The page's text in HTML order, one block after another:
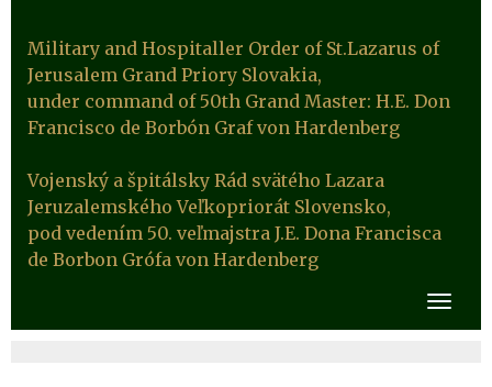
Military and Hospitaller Order of St.Lazarus of
Jerusalem Grand Priory Slovakia,
under command of 50th Grand Master: H.E. Don
Francisco de Borbón Graf von Hardenberg
Vojenský a špitálsky Rád svätého Lazara
Jeruzalemského Veľkopriorát Slovensko,
pod vedením 50. veľmajstra J.E. Dona Francisca
de Borbon Grófa von Hardenberg